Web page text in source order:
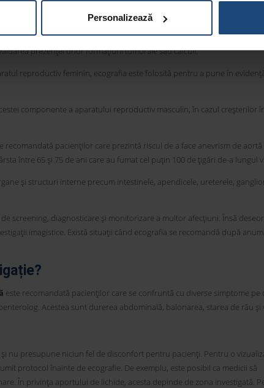
Personalizează
renali, a tumorilor sau a stenozei de arteră renală.
prezenței unor formațiuni tumorale sau calculi.
reproductiv feminin, ecografia este folosită pentru a pune în
componente a aparatului reproductiv masculin, în cazul creșterilor
recomandată pacienților care prezintă riscul de a face anevrism de aortă
între 65 și 75 de ani care au fumat cel puțin 100 de țigări de-a lungul
și structuri interne precum intestinele, apendicele, ureterele,
screening, diagnosticare și monitorizare a multor afecțiuni. Însă
imagistice. Există situații când ecografia se recomandă după
este recomandată pacienților care se confruntă cu diverse simptome pe
Acestea sunt durerea abdominală, balonarea, starea de rău și
nu presupune niciun fel de disconfort pentru pacienți. Pentru o
protocol înainte de ecografie. De exemplu, este posibil ca medicii să
În privința aportului de lichide, acesta depinde de zona investigată.